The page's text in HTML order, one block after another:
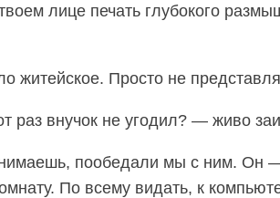
лице печать глубокого
житейское. Просто не
раз внучок не угодил? — живо
пообедали мы с ним. Он —
По всему видать, к